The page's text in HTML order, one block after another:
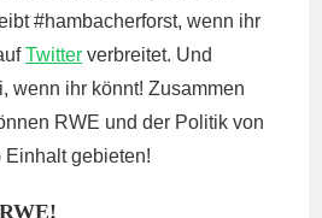
#hambacherforst, wenn ihr
Twitter verbreitet. Und
wenn ihr könnt! Zusammen
RWE und der Politik von
Einhalt gebieten!